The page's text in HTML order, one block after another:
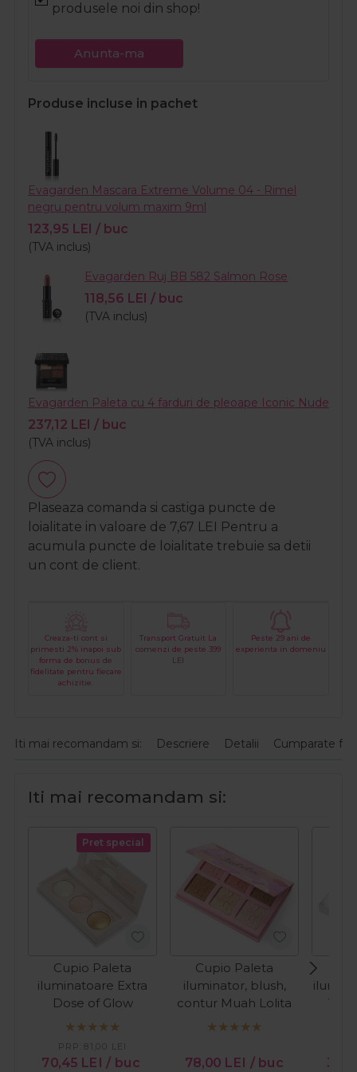
produsele noi din shop!
Anunta-ma
Produse incluse in pachet
Evagarden Mascara Extreme Volume 04 - Rimel
negru pentru volum maxim 9ml
123,95 LEI / buc
(TVA inclus)
Evagarden Ruj BB 582 Salmon Rose
118,56 LEI / buc
(TVA inclus)
Evagarden Paleta cu 4 farduri de pleoape Iconic Nude
237,12 LEI / buc
(TVA inclus)
Plaseaza comanda si castiga puncte de
loialitate in valoare de 7,67 LEI
Pentru a
acumula puncte de loialitate trebuie sa detii
un cont de client.
Creaza-ti cont si
primesti 2% inapoi sub
forma de bonus de
fidelitate pentru fiecare
achizitie.
Transport Gratuit La
comenzi de peste 399
LEI
Peste 29 ani de
experienta in domeniu
Iti mai recomandam si: Descriere Detalii Cumparate
Iti mai recomandam si:
Pret special
Cupio Paleta
iluminatoare Extra
Dose of Glow
70,45 LEI / buc
PRP:81,00 LEI
Cupio Paleta
iluminator, blush,
contur Muah Lolita
78,00 LEI / buc